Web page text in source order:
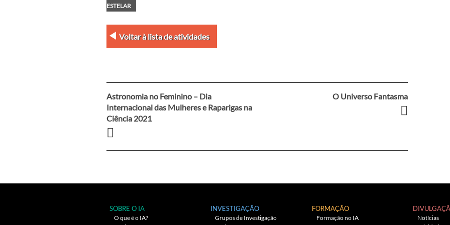
ESTELAR
Voltar à lista de atividades
Navegação
entre
Astronomia no Feminino – Dia
Internacional das Mulheres e Raparigas na
Ciência 2021
O Universo Fantasma
SOBRE O IA
O que é o IA?
INVESTIGAÇÃO
Grupos de Investigação
FORMAÇÃO
Formação no IA
Notícias